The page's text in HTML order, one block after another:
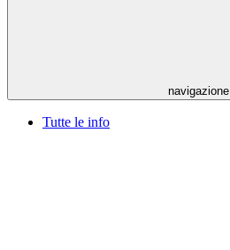
navigazione
Tutte le info